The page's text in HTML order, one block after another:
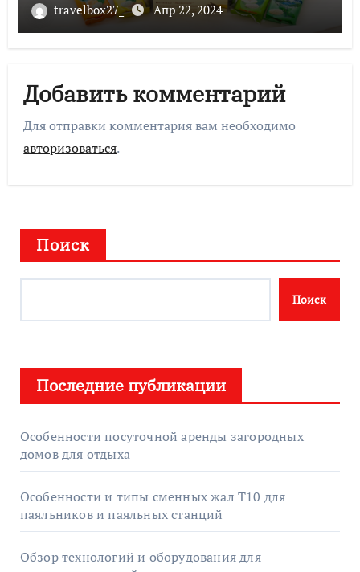
travelbox27_ Апр 22, 2024
Добавить комментарий
Для отправки комментария вам необходимо
авторизоваться.
Поиск
Поиск
Последние публикации
Особенности посуточной аренды загородных
домов для отдыха
Особенности и типы сменных жал T10 для
паяльников и паяльных станций
Обзор технологий и оборудования для